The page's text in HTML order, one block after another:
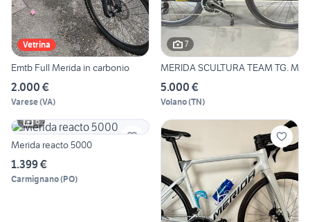
Vetrina
Emtb Full Merida in carbonio
2.000 €
Varese(VA)
7
MERIDA SCULTURA TEAM TG. M
5.000 €
Volano(TN)
6
Merida reacto 5000
1.399 €
Carmignano(PO)